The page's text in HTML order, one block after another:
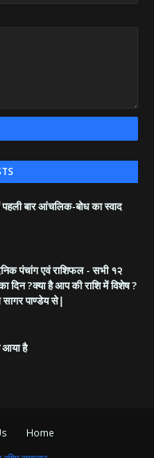
पहली बार आंचलिक-बोध का स्वाद
पंचांग एवं राशिफल - सभी १२
दिन ?क्या है आप की राशि में विशेष ?
सागर पाण्डेय से|
है
Home